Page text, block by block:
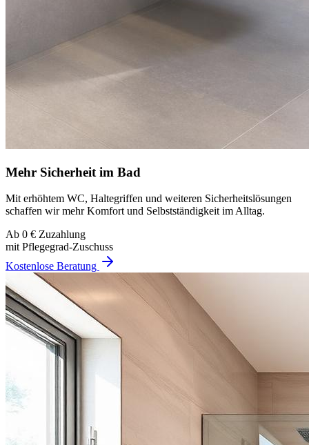
Mehr Sicherheit im Bad
Mit erhöhtem WC, Haltegriffen und weiteren Sicherheitslösungen
schaffen wir mehr Komfort und Selbstständigkeit im Alltag.
Ab 0 € Zuzahlung
mit Pflegegrad-Zuschuss
Kostenlose Beratung